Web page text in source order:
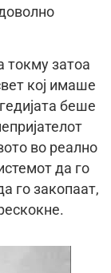
токму затоа
кој имаше
беше
во реално
да го
го закопаат,